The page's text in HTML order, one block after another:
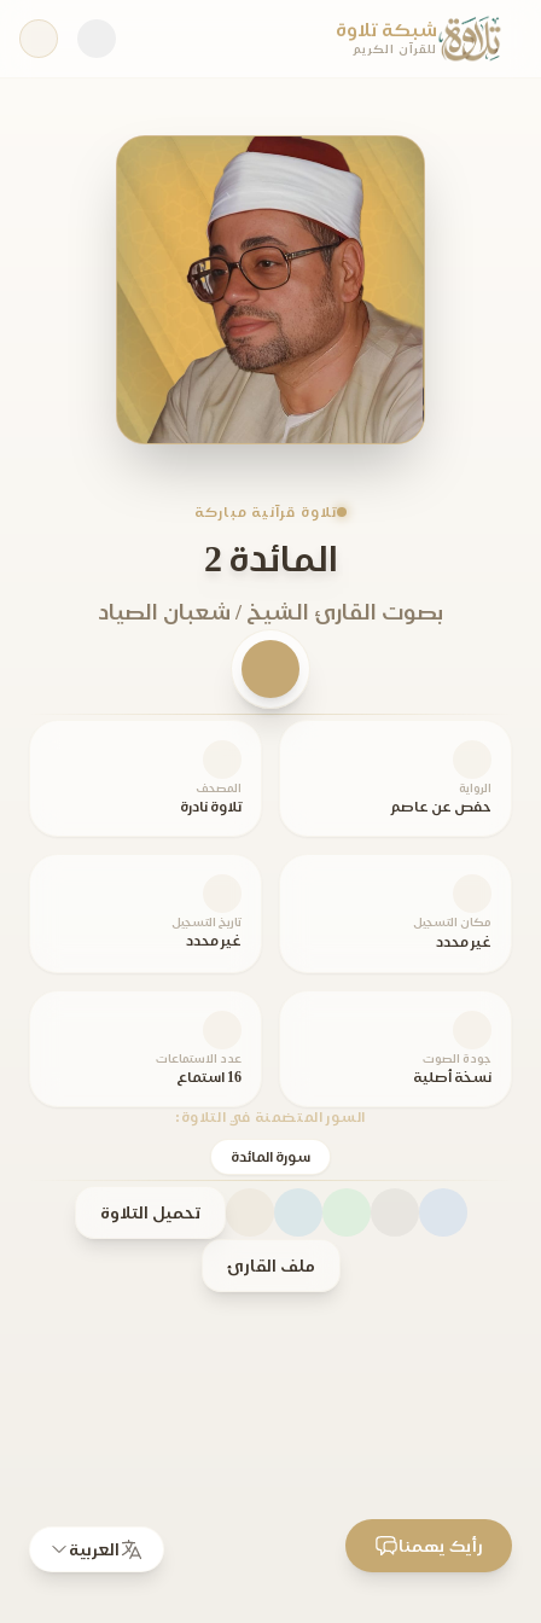
شبكة تلاوة
للقرآن الكريم
تلاوة قرآنية مباركة
المائدة 2
بصوت القارئ الشيخ / شعبان الصياد
الرواية
حفص عن عاصم
المصحف
تلاوة نادرة
مكان التسجيل
غير محدد
تاريخ التسجيل
غير محدد
جودة الصوت
نسخة أصلية
عدد الاستماعات
16 استماع
السور المتضمنة في التلاوة:
سورة المائدة
تحميل التلاوة
ملف القارئ
العربية رأيك يهمنا